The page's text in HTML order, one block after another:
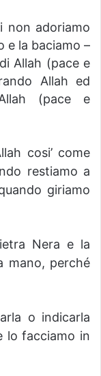
non adoriamo
e la baciamo –
Allah (pace e
Allah ed
(pace e
cosi’ come
restiamo a
giriamo
Nera e la
mano, perché
o indicarla
lo facciamo in